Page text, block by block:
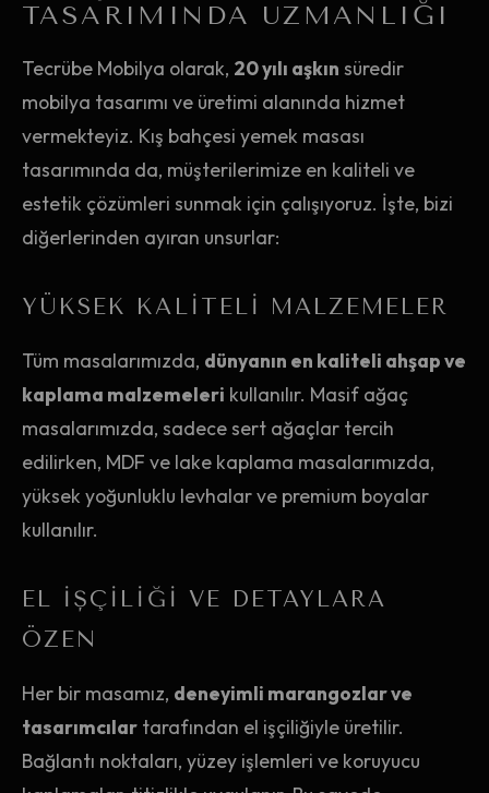
TASARIMINDA UZMANLIĞI
Tecrübe Mobilya olarak, 20 yılı aşkın süredir
mobilya tasarımı ve üretimi alanında hizmet
vermekteyiz. Kış bahçesi yemek masası
tasarımında da, müşterilerimize en kaliteli ve
estetik çözümleri sunmak için çalışıyoruz. İşte, bizi
diğerlerinden ayıran unsurlar:
YÜKSEK KALITELI MALZEMELER
Tüm masalarımızda, dünyanın en kaliteli ahşap ve
kaplama malzemeleri kullanılır. Masif ağaç
masalarımızda, sadece sert ağaçlar tercih
edilirken, MDF ve lake kaplama masalarımızda,
yüksek yoğunluklu levhalar ve premium boyalar
kullanılır.
EL İŞÇILIĞI VE DETAYLARA
ÖZEN
Her bir masamız, deneyimli marangozlar ve
tasarımcılar tarafından el işçiliğiyle üretilir.
Bağlantı noktaları, yüzey işlemleri ve koruyucu